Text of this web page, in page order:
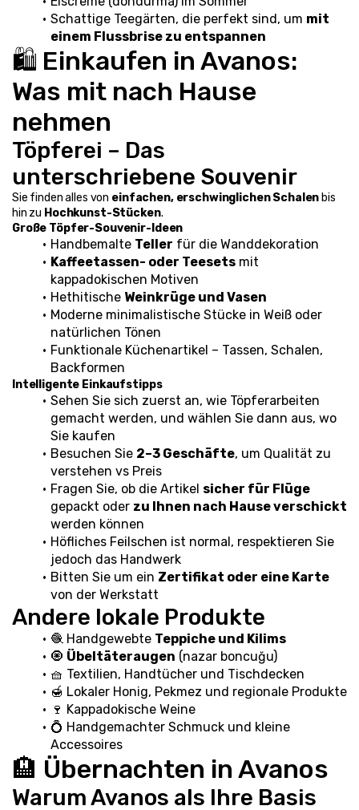
Schattige Teegärten, die perfekt sind, um mit
einem Flussbrise zu entspannen
🛍️ Einkaufen in Avanos:
Was mit nach Hause
nehmen
Töpferei – Das
unterschriebene Souvenir
Sie finden alles von einfachen, erschwinglichen Schalen bis
hin zu Hochkunst-Stücken.
Große Töpfer-Souvenir-Ideen
Handbemalte Teller für die Wanddekoration
Kaffeetassen- oder Teesets mit
kappadokischen Motiven
Hethitische Weinkrüge und Vasen
Moderne minimalistische Stücke in Weiß oder
natürlichen Tönen
Funktionale Küchenartikel – Tassen, Schalen,
Backformen
Intelligente Einkaufstipps
Sehen Sie sich zuerst an, wie Töpferarbeiten
gemacht werden, und wählen Sie dann aus, wo
Sie kaufen
Besuchen Sie 2–3 Geschäfte, um Qualität zu
verstehen vs Preis
Fragen Sie, ob die Artikel sicher für Flüge
gepackt oder zu Ihnen nach Hause verschickt
werden können
Höfliches Feilschen ist normal, respektieren Sie
jedoch das Handwerk
Bitten Sie um ein Zertifikat oder eine Karte
von der Werkstatt
Andere lokale Produkte
🧶 Handgewebte Teppiche und Kilims
🧿 Übeltäteraugen (nazar boncuğu)
🧺 Textilien, Handtücher und Tischdecken
🍯 Lokaler Honig, Pekmez und regionale Produkte
🍷 Kappadokische Weine
💍 Handgemachter Schmuck und kleine
Accessoires
🏨 Übernachten in Avanos
Warum Avanos als Ihre Basis